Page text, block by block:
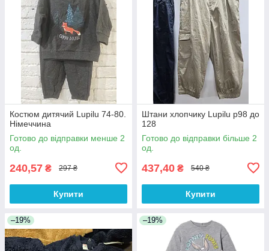
Костюм дитячий Lupilu 74-80.
Німеччина
Готово до відправки менше 2
од.
240,57 ₴ 297 ₴
Купити
Штани хлопчику Lupilu р98 до
128
Готово до відправки більше 2
од.
437,40 ₴ 540 ₴
Купити
–19% –19%